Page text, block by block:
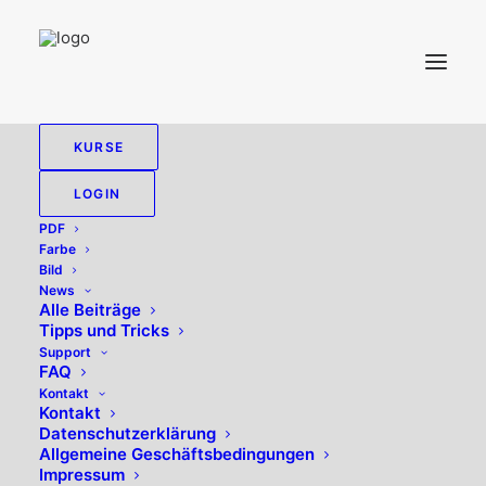
KURSE
LOGIN
PDF
Farbe
Bild
News
Alle Beiträge
Tipps und Tricks
Support
FAQ
Kontakt
Kontakt
Datenschutzerklärung
Allgemeine Geschäftsbedingungen
Impressum
Scan
Einzelnes Ergebnis wird angezeigt